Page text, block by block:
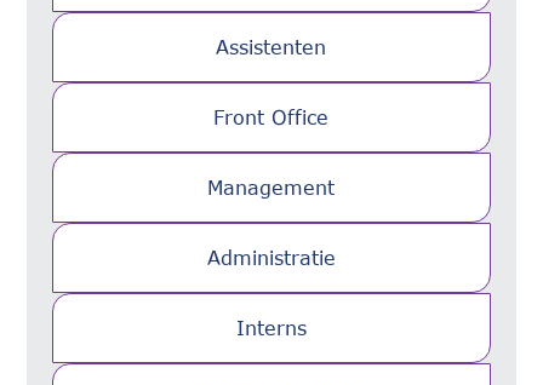
Assistenten
Front Office
Management
Administratie
Interns